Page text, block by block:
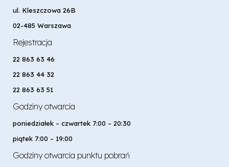
ul. Kleszczowa 26B
02-485 Warszawa
Rejestracja
22 863 63 46
22 863 44 32
22 863 63 51
Godziny otwarcia
poniedziałek – czwartek 7:00 – 20:30
piątek 7:00 – 19:00
Godziny otwarcia punktu pobrań